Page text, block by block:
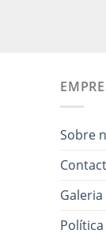
Sobre
Galeria